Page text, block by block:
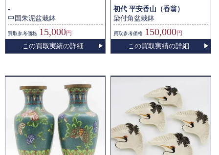
-
中国朱泥盆栽鉢
買取参考価格 15,000円
この買取実績の詳細
初代 平安香山（香翁）
染付角盆栽鉢
買取参考価格 150,000円
この買取実績の詳細